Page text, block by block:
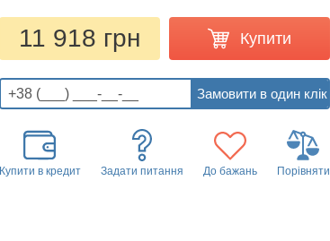
11 918 грн Купити
Купити в кредит Задати питання До бажань Порівняти